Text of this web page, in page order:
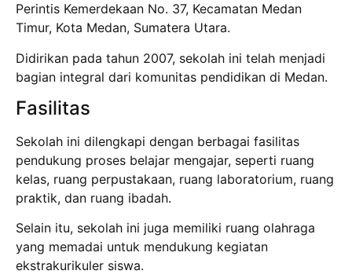
Perintis Kemerdekaan No. 37, Kecamatan Medan
Timur, Kota Medan, Sumatera Utara.
Didirikan pada tahun 2007, sekolah ini telah menjadi
bagian integral dari komunitas pendidikan di Medan.
Fasilitas
Sekolah ini dilengkapi dengan berbagai fasilitas
pendukung proses belajar mengajar, seperti ruang
kelas, ruang perpustakaan, ruang laboratorium, ruang
praktik, dan ruang ibadah.
Selain itu, sekolah ini juga memiliki ruang olahraga
yang memadai untuk mendukung kegiatan
ekstrakurikuler siswa.